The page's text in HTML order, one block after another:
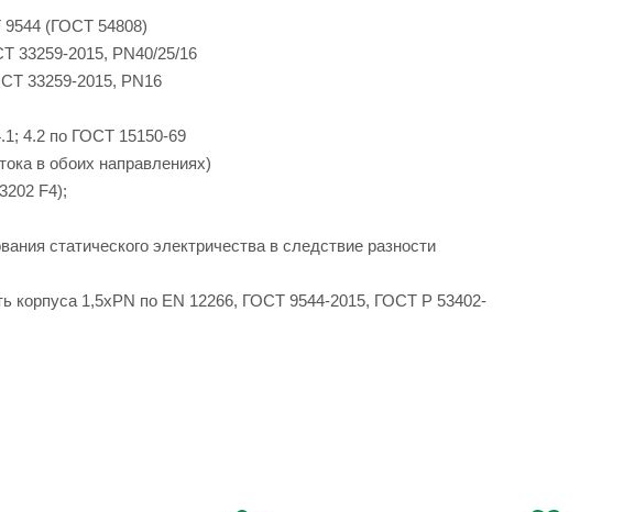
(ГОСТ 54808)
33259-2015, PN40/25/16
33259-2015, PN16
4.2 по ГОСТ 15150-69
в обоих направлениях)
F4);
статического электричества в следствие разности
корпуса 1,5xPN по EN 12266, ГОСТ 9544-2015, ГОСТ Р 53402-